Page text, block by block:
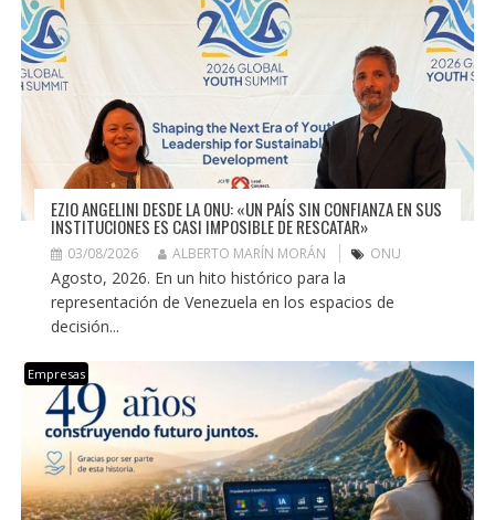
EZIO ANGELINI DESDE LA ONU: «UN PAÍS SIN CONFIANZA EN SUS
INSTITUCIONES ES CASI IMPOSIBLE DE RESCATAR»
03/08/2026 ALBERTO MARÍN MORÁN ONU
Agosto, 2026. En un hito histórico para la
representación de Venezuela en los espacios de
decisión...
Empresas